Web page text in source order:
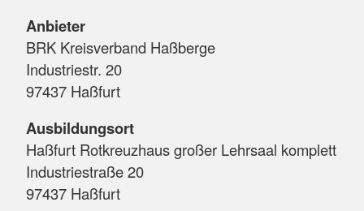
Anbieter
BRK Kreisverband Haßberge
Industriestr. 20
97437 Haßfurt
Ausbildungsort
Haßfurt Rotkreuzhaus großer Lehrsaal komplett
Industriestraße 20
97437 Haßfurt